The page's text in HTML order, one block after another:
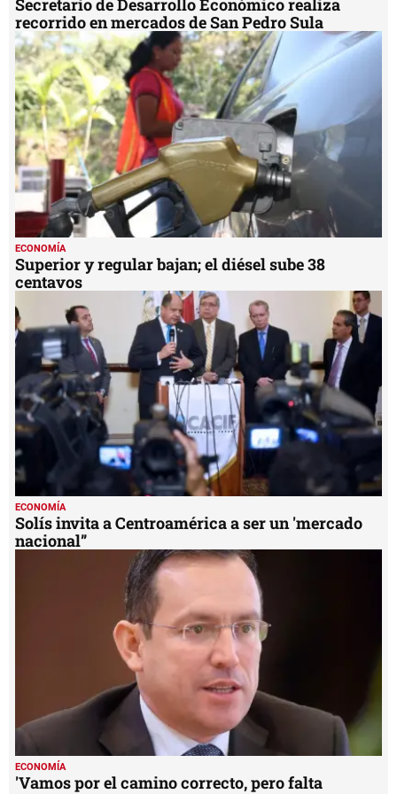
recorrido en mercados de San Pedro Sula
ECONOMÍA
Superior y regular bajan; el diésel sube 38
centavos
ECONOMÍA
Solís invita a Centroamérica a ser un 'mercado
nacional”
ECONOMÍA
'Vamos por el camino correcto, pero falta